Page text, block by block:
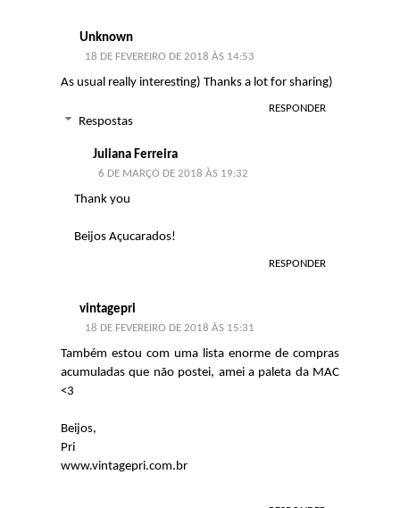
Unknown
18 DE FEVEREIRO DE 2018 ÀS 14:53
As usual really interesting) Thanks a lot for sharing)
RESPONDER
Respostas
Juliana Ferreira
6 DE MARÇO DE 2018 ÀS 19:32
Thank you
Beijos Açucarados!
RESPONDER
vintagepri
18 DE FEVEREIRO DE 2018 ÀS 15:31
Também estou com uma lista enorme de compras
acumuladas que não postei, amei a paleta da MAC
<3
Beijos,
Pri
www.vintagepri.com.br